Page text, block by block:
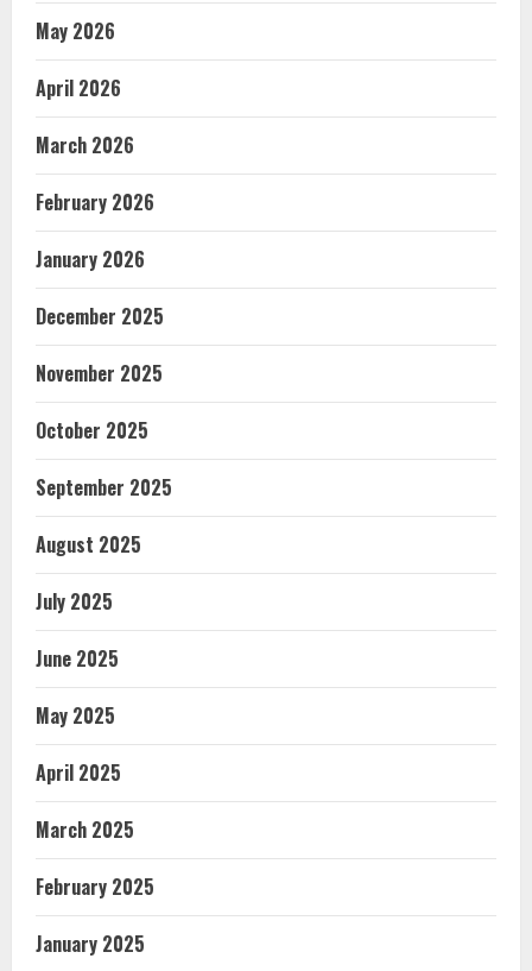
May 2026
April 2026
March 2026
February 2026
January 2026
December 2025
November 2025
October 2025
September 2025
August 2025
July 2025
June 2025
May 2025
April 2025
March 2025
February 2025
January 2025